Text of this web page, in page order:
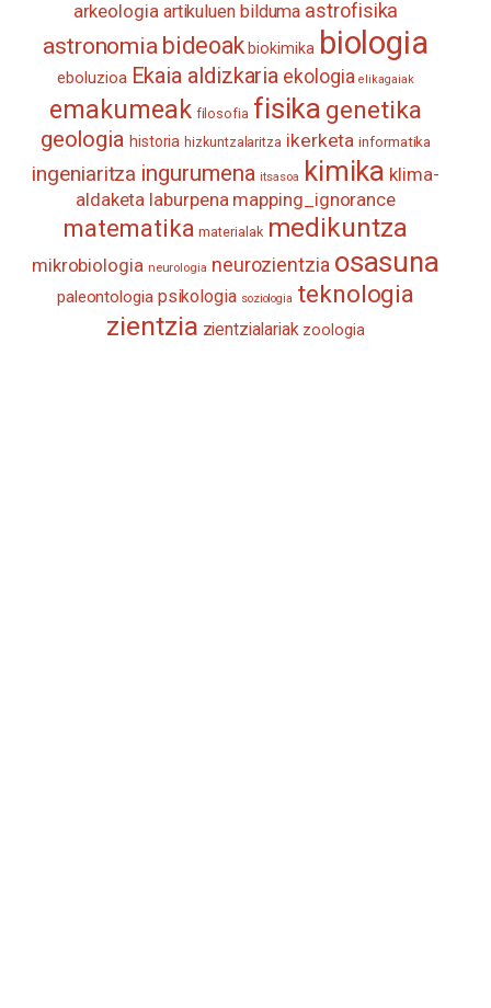
arkeologia artikuluen bilduma astrofisika
astronomia bideoak biokimika biologia
eboluzioa Ekaia aldizkaria ekologia elikagaiak
emakumeak filosofia fisika genetika
geologia historia hizkuntzalaritza ikerketa informatika
ingeniaritza ingurumena itsasoa kimika klima-
aldaketa laburpena mapping_ignorance
matematika materialak medikuntza
mikrobiologia neurologia neurozientzia osasuna
paleontologia psikologia soziologia teknologia
zientzia zientzialariak zoologia